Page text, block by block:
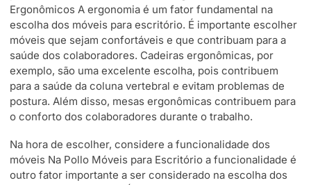
Ergonômicos A ergonomia é um fator fundamental na
escolha dos móveis para escritório. É importante escolher
móveis que sejam confortáveis e que contribuam para a
saúde dos colaboradores. Cadeiras ergonômicas, por
exemplo, são uma excelente escolha, pois contribuem
para a saúde da coluna vertebral e evitam problemas de
postura. Além disso, mesas ergonômicas contribuem para
o conforto dos colaboradores durante o trabalho.
Na hora de escolher, considere a funcionalidade dos
móveis Na Pollo Móveis para Escritório a funcionalidade é
outro fator importante a ser considerado na escolha dos